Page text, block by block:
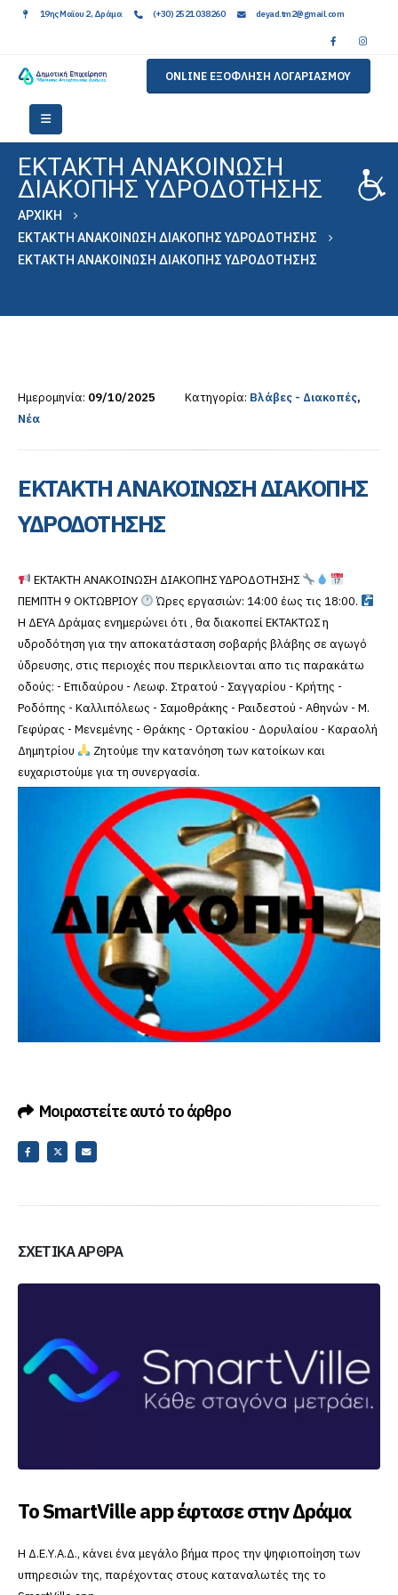
19ης Μαϊου 2, Δράμα (+30) 2521 038260 deyad.tm2@gmail.com
ONLINE ΕΞΟΦΛΗΣΗ ΛΟΓΑΡΙΑΣΜΟΥ
ΕΚΤΑΚΤΗ ΑΝΑΚΟΙΝΩΣΗ
ΔΙΑΚΟΠΗΣ ΥΔΡΟΔΟΤΗΣΗΣ
ΑΡΧΙΚΉ
ΕΚΤΑΚΤΗ ΑΝΑΚΟΙΝΩΣΗ ΔΙΑΚΟΠΗΣ ΥΔΡΟΔΟΤΗΣΗΣ
ΕΚΤΑΚΤΗ ΑΝΑΚΟΙΝΩΣΗ ΔΙΑΚΟΠΗΣ ΥΔΡΟΔΟΤΗΣΗΣ
Ημερομηνία: 09/10/2025 Κατηγορία: Βλάβες - Διακοπές,
Νέα
ΕΚΤΑΚΤΗ ΑΝΑΚΟΙΝΩΣΗ ΔΙΑΚΟΠΗΣ
ΥΔΡΟΔΟΤΗΣΗΣ
ΕΚΤΑΚΤΗ ΑΝΑΚΟΙΝΩΣΗ ΔΙΑΚΟΠΗΣ ΥΔΡΟΔΟΤΗΣΗΣ
ΠΕΜΠΤΗ 9 ΟΚΤΩΒΡΙΟΥ
Ώρες εργασιών: 14:00 έως τις 18:00.
Η ΔΕΥΑ Δράμας ενημερώνει ότι , θα διακοπεί ΕΚΤΑΚΤΩΣ η
υδροδότηση για την αποκατάσταση σοβαρής βλάβης σε αγωγό
ύδρευσης, στις περιοχές που περικλειονται απο τις παρακάτω
οδούς: - Επιδαύρου - Λεωφ. Στρατού - Σαγγαρίου - Κρήτης -
Ροδόπης - Καλλιπόλεως - Σαμοθράκης - Ραιδεστού - Αθηνών - Μ.
Γεφύρας - Μενεμένης - Θράκης - Ορτακίου - Δορυλαίου - Καραολή
Δημητρίου
Ζητούμε την κατανόηση των κατοίκων και
ευχαριστούμε για τη συνεργασία.
Μοιραστείτε αυτό το άρθρο
ΣΧΕΤΙΚΆ ΆΡΘΡΑ
Το SmartVille app έφτασε στην Δράμα
Η Δ.Ε.Υ.Α.Δ., κάνει ένα μεγάλο βήμα προς την ψηφιοποίηση των
υπηρεσιών της, παρέχοντας στους καταναλωτές της το